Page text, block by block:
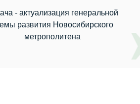
- актуализация генеральной
развития Новосибирского
метрополитена